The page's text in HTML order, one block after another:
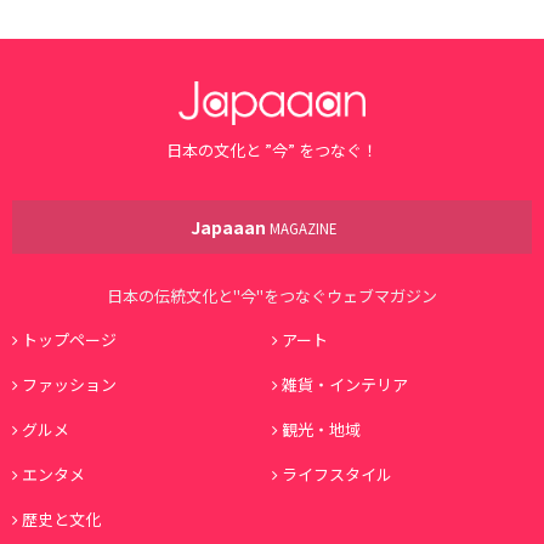
日本の文化と ”今” をつなぐ！
Japaaan MAGAZINE
日本の伝統文化と"今"をつなぐウェブマガジン
トップページ
アート
ファッション
雑貨・インテリア
グルメ
観光・地域
エンタメ
ライフスタイル
歴史と文化